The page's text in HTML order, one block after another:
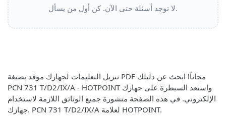
لا توجد أسئلة حتى الآن. كن أول من يسأل.
تنزيل التعليمات لجهازك موقد بصيغة PDF مجاناً! ابحث عن دليلك
PCN 731 T/D2/IX/A - HOTPOINT واستعد السيطرة على جهازك
الإلكتروني. في هذه الصفحة منشورة جميع الوثائق اللازمة لاستخدام
جهازك. PCN 731 T/D2/IX/A لعلامة HOTPOINT.